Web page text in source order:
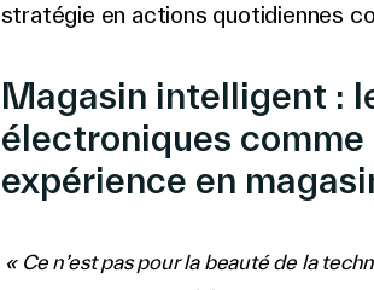
stratégie en actions quotidiennes
Magasin intelligent :
électroniques comme
expérience en
« Ce n’est pas pour la beauté de la